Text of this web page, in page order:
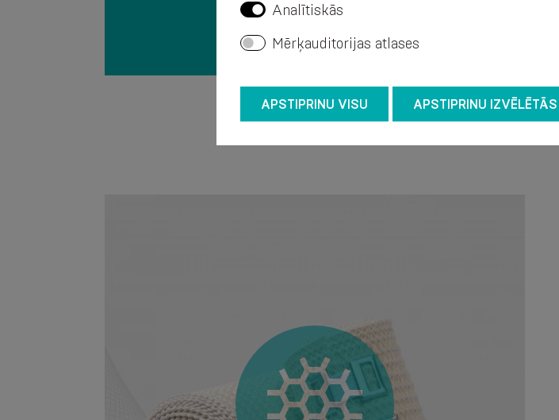
Analītiskās
Mērķauditorijas atlases
APSTIPRINU VISU APSTIPRINU IZVĒLĒTĀS